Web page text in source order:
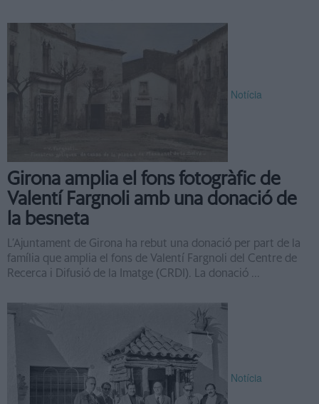
Notícia
Girona amplia el fons fotogràfic de
Valentí Fargnoli amb una donació de
la besneta
L’Ajuntament de Girona ha rebut una donació per part de la
família que amplia el fons de Valentí Fargnoli del Centre de
Recerca i Difusió de la Imatge (CRDI). La donació ...
Notícia